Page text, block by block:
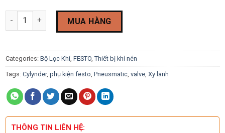
based on
customer
Bộ lọc và điều áp Festo LFR-3/4-D-MAXI-MPA (8002280) quantity
MUA HÀNG
Categories: Bộ Lọc Khí, FESTO, Thiết bị khí nén
Tags: Cylynder, phụ kiện festo, Pneusmatic, valve, Xy lanh
THÔNG TIN LIÊN HỆ: